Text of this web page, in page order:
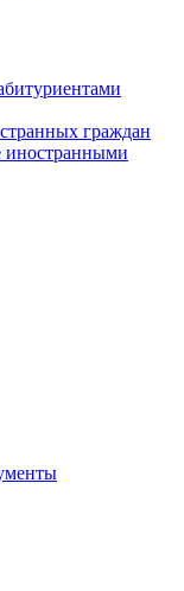
граждан
иностранными